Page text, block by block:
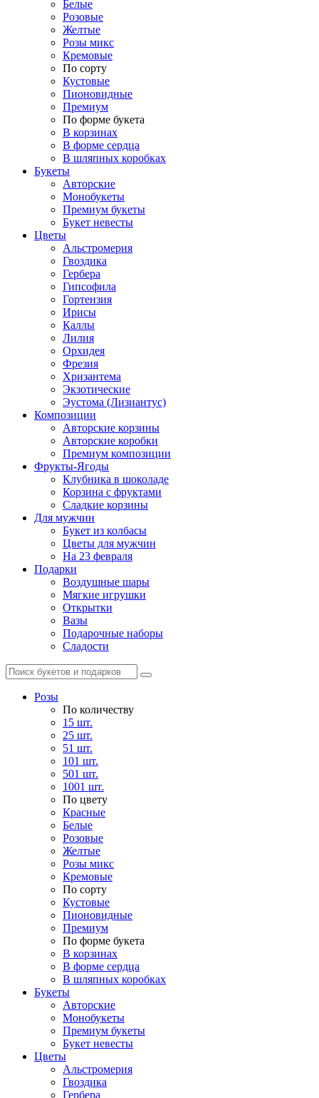
Белые
Розовые
Желтые
Розы микс
Кремовые
По сорту
Кустовые
Пионовидные
Премиум
По форме букета
В корзинах
В форме сердца
В шляпных коробках
Букеты
Авторские
Монобукеты
Премиум букеты
Букет невесты
Цветы
Альстромерия
Гвоздика
Гербера
Гипсофила
Гортензия
Ирисы
Каллы
Лилия
Орхидея
Фрезия
Хризантема
Экзотические
Эустома (Лизиантус)
Композиции
Авторские корзины
Авторские коробки
Премиум композиции
Фрукты-Ягоды
Клубника в шоколаде
Корзина с фруктами
Сладкие корзины
Для мужчин
Букет из колбасы
Цветы для мужчин
На 23 февраля
Подарки
Воздушные шары
Мягкие игрушки
Открытки
Вазы
Подарочные наборы
Сладости
Розы
По количеству
15 шт.
25 шт.
51 шт.
101 шт.
501 шт.
1001 шт.
По цвету
Красные
Белые
Розовые
Желтые
Розы микс
Кремовые
По сорту
Кустовые
Пионовидные
Премиум
По форме букета
В корзинах
В форме сердца
В шляпных коробках
Букеты
Авторские
Монобукеты
Премиум букеты
Букет невесты
Цветы
Альстромерия
Гвоздика
Гербера